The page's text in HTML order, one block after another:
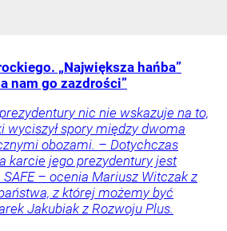
„Największa hańba”
nam go zazdrości”
nic nie wskazuje na to,
wyciszył spory między dwoma
obozami. – Dotychczas
karcie jego prezydentury jest
– ocenia Mariusz Witczak z
z której możemy być
Jakubiak z Rozwoju Plus.